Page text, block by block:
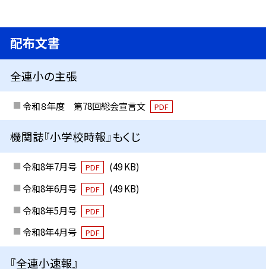
配布文書
全連小の主張
令和８年度 第78回総会宣言文 PDF
機関誌『小学校時報』もくじ
令和8年7月号 PDF
(49 KB)
令和8年6月号
PDF
(49 KB)
令和8年5月号
PDF
令和8年4月号 PDF
『全連小速報』